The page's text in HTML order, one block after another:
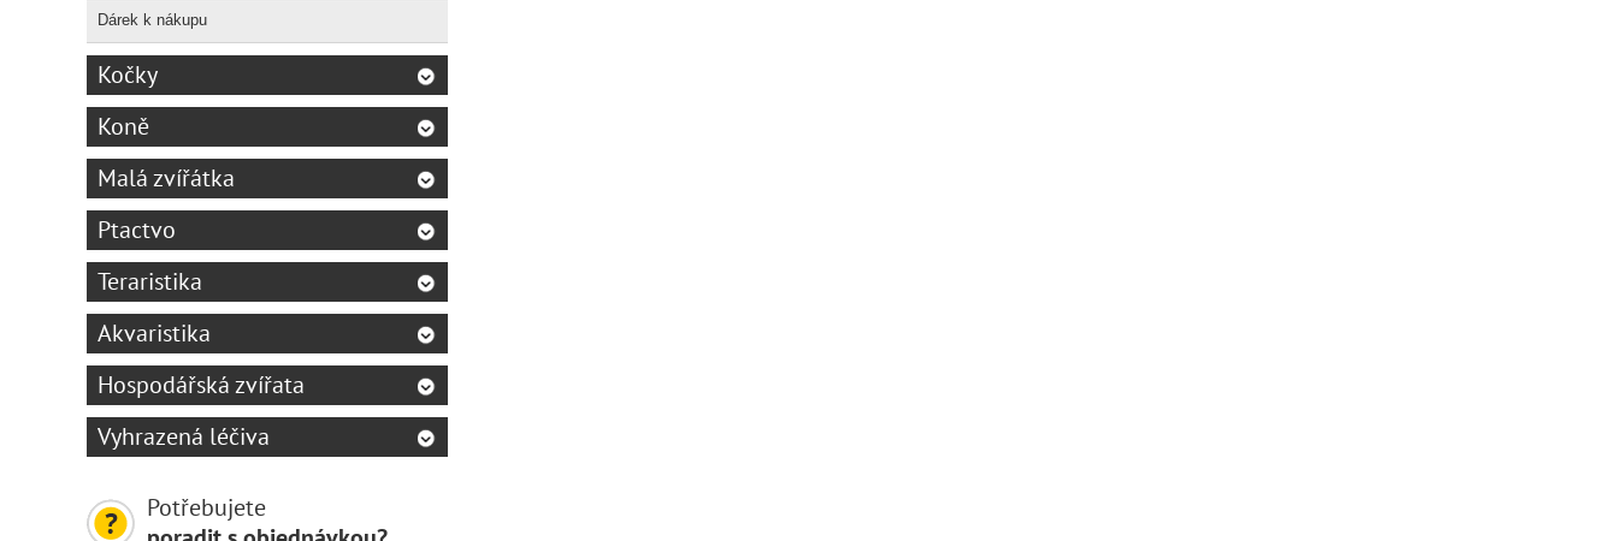
Dárek k nákupu
Kočky
Koně
Malá zvířátka
Ptactvo
Teraristika
Akvaristika
Hospodářská zvířata
Vyhrazená léčiva
Potřebujete